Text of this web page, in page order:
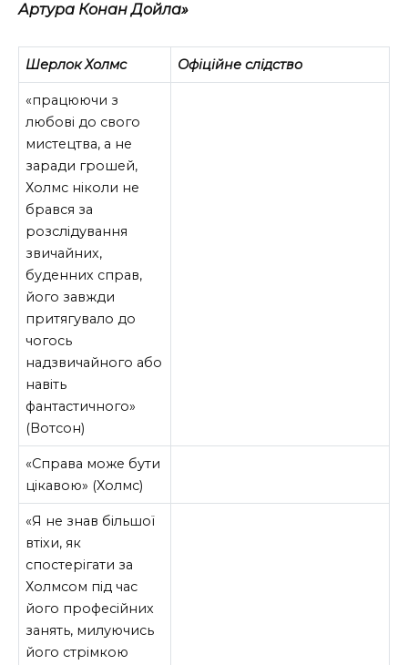
Артура Конан Дойла»
Шерлок Холмс Офіційне слідство
«працюючи з
любові до свого
мистецтва, а не
заради грошей,
Холмс ніколи не
брався за
розслідування
звичайних,
буденних справ,
його завжди
притягувало до
чогось
надзвичайного або
навіть
фантастичного»
(Вотсон)
«Справа може бути
цікавою» (Холмс)
«Я не знав більшої
втіхи, як
спостерігати за
Холмсом під час
його професійних
занять, милуючись
його стрімкою